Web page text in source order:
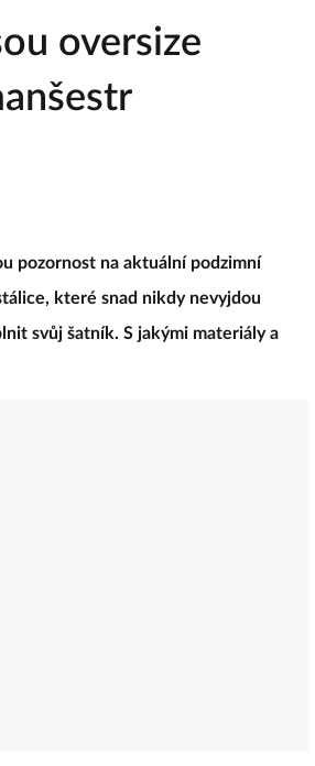
oversize
pozornost na aktuální podzimní
které snad nikdy nevyjdou
svůj šatník. S jakými materiály a